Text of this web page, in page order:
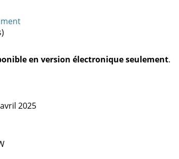
en version électronique seulement.
2025